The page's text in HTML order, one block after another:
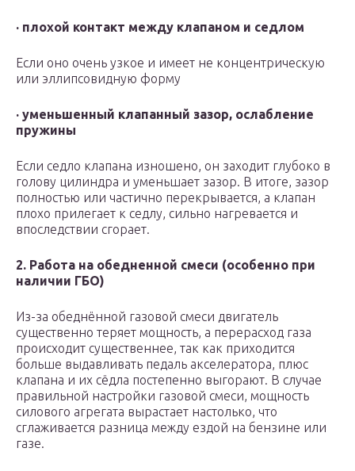
· плохой контакт между клапаном и седлом
Если оно очень узкое и имеет не концентрическую
или эллипсовидную форму
· уменьшенный клапанный зазор, ослабление
пружины
Если седло клапана изношено, он заходит глубоко в
голову цилиндра и уменьшает зазор. В итоге, зазор
полностью или частично перекрывается, а клапан
плохо прилегает к седлу, сильно нагревается и
впоследствии сгорает.
2. Работа на обедненной смеси (особенно при
наличии ГБО)
Из-за обеднённой газовой смеси двигатель
существенно теряет мощность, а перерасход газа
происходит существеннее, так как приходится
больше выдавливать педаль акселератора, плюс
клапана и их сёдла постепенно выгорают. В случае
правильной настройки газовой смеси, мощность
силового агрегата вырастает настолько, что
сглаживается разница между ездой на бензине или
газе.